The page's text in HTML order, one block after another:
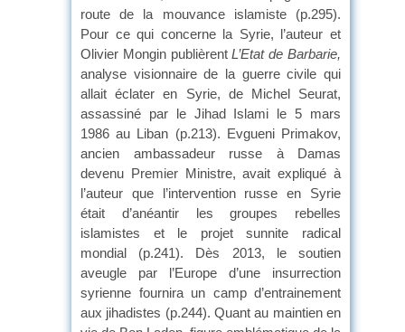
route de la mouvance islamiste (p.295).
Pour ce qui concerne la Syrie, l’auteur et
Olivier Mongin publièrentL’Etat de Barbarie,
analyse visionnaire de la guerre civile qui
allait éclater en Syrie, de Michel Seurat,
assassiné par le Jihad Islami le 5 mars
1986 au Liban (p.213). Evgueni Primakov,
ancien ambassadeur russe à Damas
devenu Premier Ministre, avait expliqué à
l’auteur que l’intervention russe en Syrie
était d’anéantir les groupes rebelles
islamistes et le projet sunnite radical
mondial (p.241). Dès 2013, le soutien
aveugle par l’Europe d’une insurrection
syrienne fournira un camp d’entrainement
aux jihadistes (p.244). Quant au maintien en